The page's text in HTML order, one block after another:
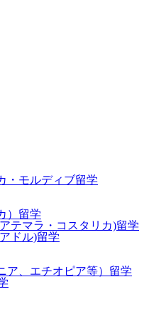
・モルディブ留学
）留学
テマラ・コスタリカ)留学
ドル)留学
ア、エチオピア等）留学